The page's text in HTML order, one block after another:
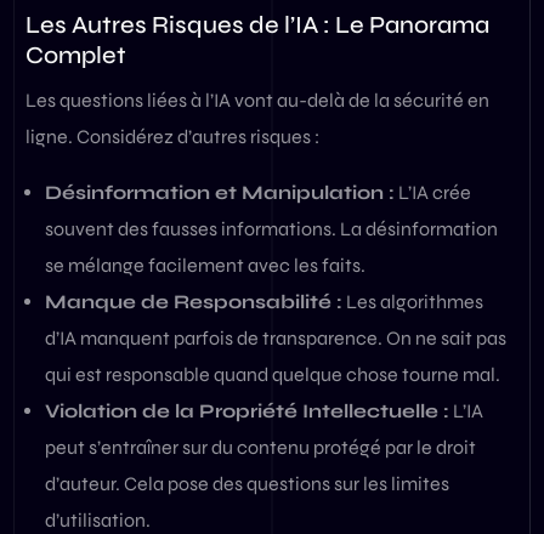
Les Autres Risques de l’IA : Le Panorama
Complet
Les questions liées à l’IA vont au-delà de la sécurité en
ligne. Considérez d’autres risques :
Désinformation et Manipulation : L’IA crée
souvent des fausses informations. La désinformation
se mélange facilement avec les faits.
Manque de Responsabilité : Les algorithmes
d’IA manquent parfois de transparence. On ne sait pas
qui est responsable quand quelque chose tourne mal.
Violation de la Propriété Intellectuelle : L’IA
peut s’entraîner sur du contenu protégé par le droit
d’auteur. Cela pose des questions sur les limites
d’utilisation.